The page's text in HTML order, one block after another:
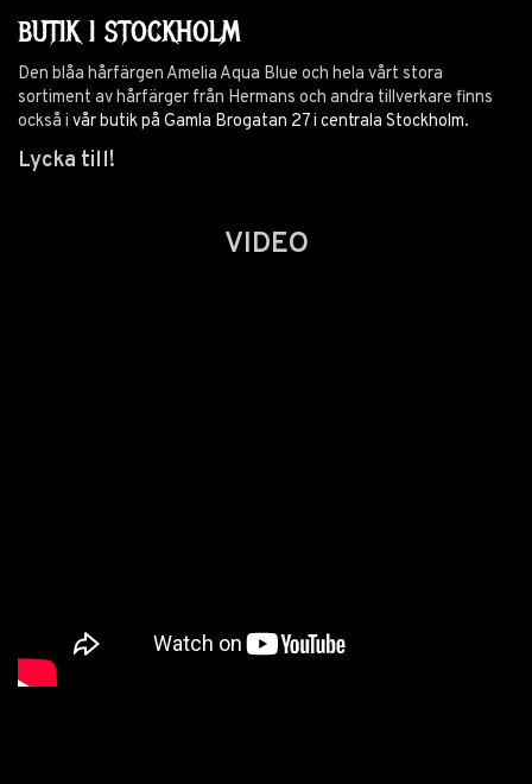
BUTIK I STOCKHOLM
Den blåa hårfärgen Amelia Aqua Blue och hela vårt stora
sortiment av hårfärger från Hermans och andra tillverkare finns
också i vår butik på Gamla Brogatan 27 i centrala Stockholm.
Lycka till!
VIDEO